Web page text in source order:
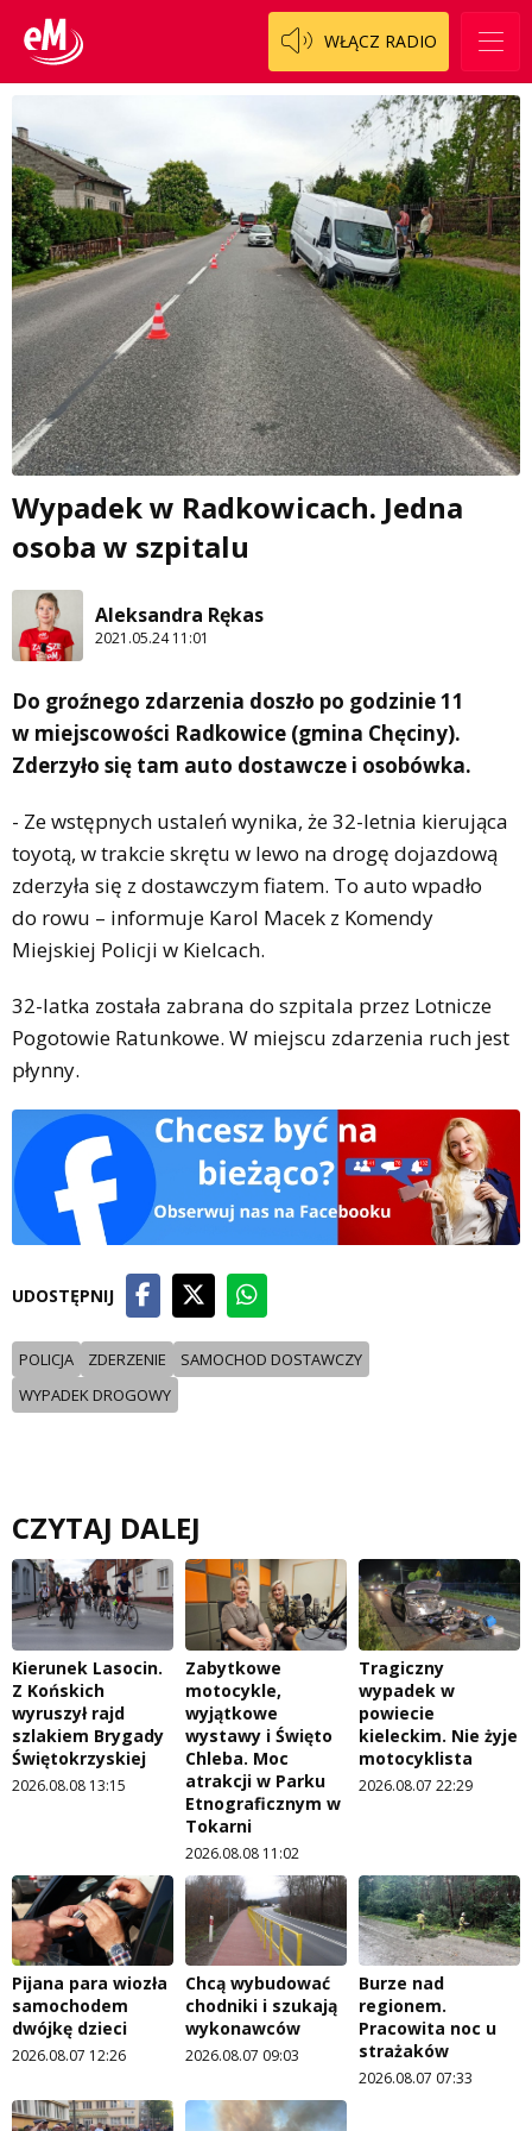
WŁĄCZ RADIO
Wypadek w Radkowicach. Jedna
osoba w szpitalu
Aleksandra Rękas
2021.05.24 11:01
Do groźnego zdarzenia doszło po godzinie 11
w miejscowości Radkowice (gmina Chęciny).
Zderzyło się tam auto dostawcze i osobówka.
- Ze wstępnych ustaleń wynika, że 32-letnia kierująca
toyotą, w trakcie skrętu w lewo na drogę dojazdową
zderzyła się z dostawczym fiatem. To auto wpadło
do rowu – informuje Karol Macek z Komendy
Miejskiej Policji w Kielcach.
32-latka została zabrana do szpitala przez Lotnicze
Pogotowie Ratunkowe. W miejscu zdarzenia ruch jest
płynny.
UDOSTĘPNIJ
POLICJA ZDERZENIE
SAMOCHOD DOSTAWCZY
WYPADEK DROGOWY
CZYTAJ DALEJ
Kierunek Lasocin.
Z Końskich
wyruszył rajd
szlakiem Brygady
Świętokrzyskiej
2026.08.08 13:15
Zabytkowe
motocykle,
wyjątkowe
wystawy i Święto
Chleba. Moc
atrakcji w Parku
Etnograficznym w
Tokarni
2026.08.08 11:02
Tragiczny
wypadek w
powiecie
kieleckim. Nie żyje
motocyklista
2026.08.07 22:29
Pijana para wiozła
samochodem
dwójkę dzieci
2026.08.07 12:26
Chcą wybudować
chodniki i szukają
wykonawców
2026.08.07 09:03
Burze nad
regionem.
Pracowita noc u
strażaków
2026.08.07 07:33